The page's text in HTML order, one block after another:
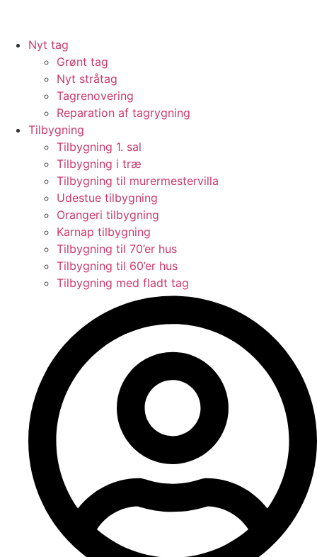
Nyt tag
Grønt tag
Nyt stråtag
Tagrenovering
Reparation af tagrygning
Tilbygning
Tilbygning 1. sal
Tilbygning i træ
Tilbygning til murermestervilla
Udestue tilbygning
Orangeri tilbygning
Karnap tilbygning
Tilbygning til 70’er hus
Tilbygning til 60’er hus
Tilbygning med fladt tag